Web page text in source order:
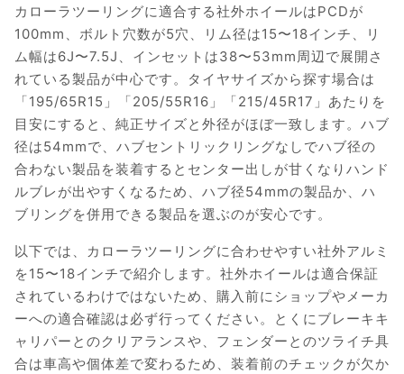
カローラツーリングに適合する社外ホイールはPCDが
100mm、ボルト穴数が5穴、リム径は15〜18インチ、リ
ム幅は6J〜7.5J、インセットは38〜53mm周辺で展開さ
れている製品が中心です。タイヤサイズから探す場合は
「195/65R15」「205/55R16」「215/45R17」あたりを
目安にすると、純正サイズと外径がほぼ一致します。ハブ
径は54mmで、ハブセントリックリングなしでハブ径の
合わない製品を装着するとセンター出しが甘くなりハンド
ルブレが出やすくなるため、ハブ径54mmの製品か、ハ
ブリングを併用できる製品を選ぶのが安心です。
以下では、カローラツーリングに合わせやすい社外アルミ
を15〜18インチで紹介します。社外ホイールは適合保証
されているわけではないため、購入前にショップやメーカ
ーへの適合確認は必ず行ってください。とくにブレーキキ
ャリパーとのクリアランスや、フェンダーとのツライチ具
合は車高や個体差で変わるため、装着前のチェックが欠か